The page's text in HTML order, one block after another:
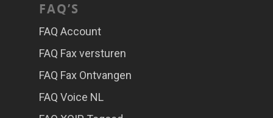
FAQ’S
FAQ Account
FAQ Fax versturen
FAQ Fax Ontvangen
FAQ Voice NL